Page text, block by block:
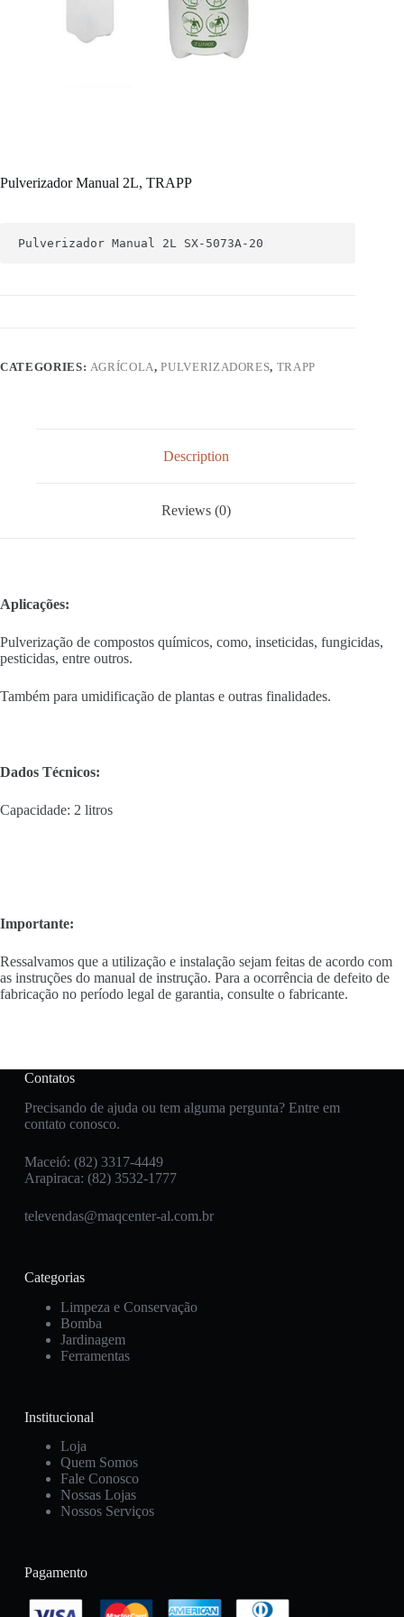
Pulverizador Manual 2L, TRAPP
Pulverizador Manual 2L SX-5073A-20
CATEGORIES: AGRÍCOLA,PULVERIZADORES, TRAPP
Description
Reviews (0)
Aplicações:
Pulverização de compostos químicos, como, inseticidas, fungicidas,
pesticidas, entre outros.
Também para umidificação de plantas e outras finalidades.
Dados Técnicos:
Capacidade: 2 litros
Importante:
Ressalvamos que a utilização e instalação sejam feitas de acordo com
as instruções do manual de instrução. Para a ocorrência de defeito de
fabricação no período legal de garantia, consulte o fabricante.
Contatos
Precisando de ajuda ou tem alguma pergunta? Entre em
contato conosco.
Maceió: (82) 3317-4449
Arapiraca: (82) 3532-1777
televendas@maqcenter-al.com.br
Categorias
Limpeza e Conservação
Bomba
Jardinagem
Ferramentas
Institucional
Loja
Quem Somos
Fale Conosco
Nossas Lojas
Nossos Serviços
Pagamento